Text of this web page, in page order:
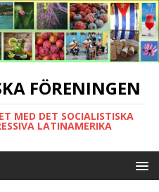
FÖRENINGEN
MED DET SOCIALISTISKA
LATINAMERIKA